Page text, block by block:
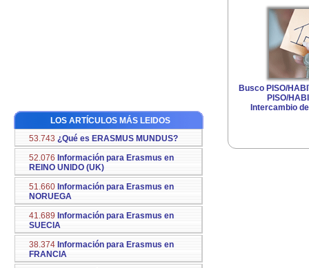
LOS ARTÍCULOS MÁS LEIDOS
53.743 ¿Qué es ERASMUS MUNDUS?
52.076 Información para Erasmus en
REINO UNIDO (UK)
51.660 Información para Erasmus en
NORUEGA
41.689 Información para Erasmus en
SUECIA
38.374 Información para Erasmus en
FRANCIA
Busco PISO/
PISO/
Intercambio